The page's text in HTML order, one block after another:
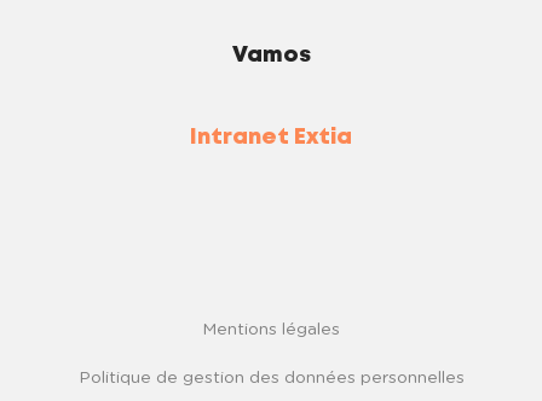
Vamos
Intranet Extia
Mentions légales
Politique de gestion des données personnelles